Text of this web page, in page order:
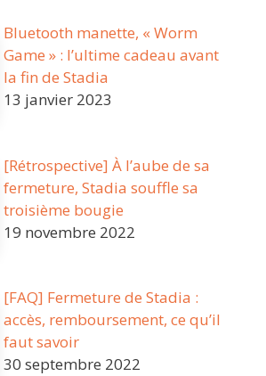
Bluetooth manette, « Worm
Game » : l’ultime cadeau avant
la fin de Stadia
13 janvier 2023
[Rétrospective] À l’aube de sa
fermeture, Stadia souffle sa
troisième bougie
19 novembre 2022
[FAQ] Fermeture de Stadia :
accès, remboursement, ce qu’il
faut savoir
30 septembre 2022